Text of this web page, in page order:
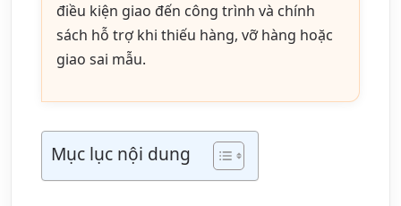
điều kiện giao đến công trình và chính
sách hỗ trợ khi thiếu hàng, vỡ hàng hoặc
giao sai mẫu.
Mục lục nội dung